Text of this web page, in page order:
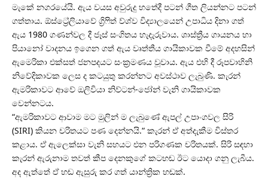
මැකේ නගරයේයි. ඇය වයස අවුරුදු හතේදී පටන් ගීත ලියන්නට පටන්
ගත්තාය. ඕස්ට්‍රේලියාවේ ග්‍රිෆිත් ව්ශ්ව විද්‍යාලයෙන් උපාධිය දිනා ගත්
ඇය 1980 ගණන්වල දී ජෑස් සංගිතය හැදැරුවාය. ශාස්ත්‍රීය ගායනය හා
පියානෝ වාදනය ඉගෙන ගත් ඇය වෘත්තීය ගායිකාවක වීමේ අදහසින්
ඇමෙරිකා එක්සත් ජනපදයට සංක්‍රමණය වූවාය. ඇය එහි දී රූපවාහිනි
නිවේදිකාවක ලෙස ද කටයුතු කරන්නට අවස්ථාව ලැබුණි. කැරන්
ඇමරිකාවට ආවේ ඔලිවියා නිව්ටන්-ජෝන් වැනි ගායිකාවක
වෙන්නටය.
“ඇමරිකාවට ආවාම මට මුලින් ම ලැබුණේ ඇපල් උපාංගවල සිරි
(SIRI) කියන චරිතයට පණ දෙන්නයි.“ කැරන් ඒ අත්දැකීම විස්තර
කළාය. ඒ ඇලෙක්සා වැනි සහයට එන පරිගණක චරිතයක්. සිරි සඳහා
කැරන් ඇරුනාම තවත් කීප දෙනකුගේ කටහඬ ඊට යොදා ගනු ලැබීය.
අද ඇත්තේ ඒ හඬ ඇසුරු කර ගත් යාන්ත්‍රික හඬක්.